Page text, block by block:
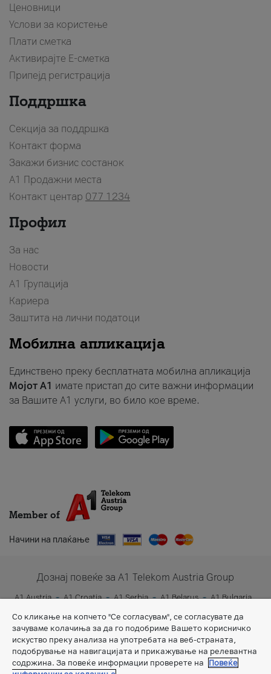
Ценовници
Услови за користење
Плати сметка
Активирајте Е-сметка
Припејд регистрација
Поддршка
Секција за поддршка
Контакт форма
Закажи бизнис состанок
A1 Продажни места
Контакт центар 077 1234
Профил
За нас
Новости
А1 Групација
Кариера
Заштита на лични податоци
Мобилна апликација
Единствено преку бесплатната мобилна апликација
Мојот A1 имате пристап до сите важни информации
за Вашите A1 услуги, во било кое време.
Member of
Начини на плаќање
Дознај повеќе за A1 Telekom Austria Group
A1 Austria A1 Croatia A1 Serbia A1 Belarus
A1 Bulgaria
Со кликање на копчето "Се согласувам", се согласувате да
зачуваме колачиња за да го подобриме Вашето корисничко
искуство преку анализа на употребата на веб-страната,
подобрување на навигацијата и прикажување на релевантна
содржина. За повеќе информации проверете на
Повеќе